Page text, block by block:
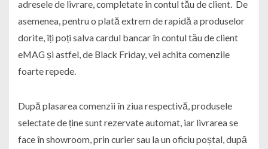
adresele de livrare, completate în contul tău de client. De
asemenea, pentru o plată extrem de rapidă a produselor
dorite, îți poți salva cardul bancar în contul tău de client
eMAG și astfel, de Black Friday, vei achita comenzile
foarte repede.
După plasarea comenzii în ziua respectivă, produsele
selectate de ține sunt rezervate automat, iar livrarea se
face în showroom, prin curier sau la un oficiu poștal, după